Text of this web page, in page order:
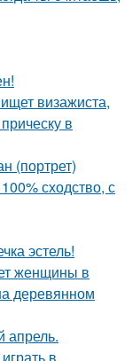
визажиста,
в
(портрет)
сходство, с
эстель!
женщины в
деревянном
апрель.
в